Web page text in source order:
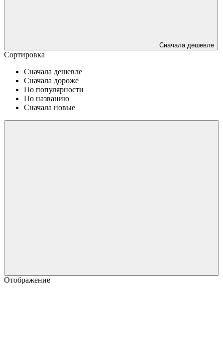
Сначала дешевле
Сортировка
Сначала дешевле
Сначала дороже
По популярности
По названию
Сначала новые
Отображение